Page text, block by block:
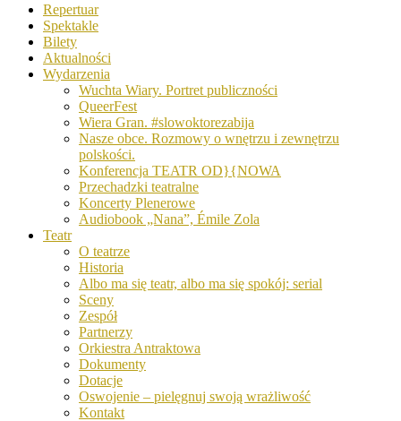
Repertuar
Spektakle
Bilety
Aktualności
Wydarzenia
Wuchta Wiary. Portret publiczności
QueerFest
Wiera Gran. #slowoktorezabija
Nasze obce. Rozmowy o wnętrzu i zewnętrzu
polskości.
Konferencja TEATR OD}{NOWA
Przechadzki teatralne
Koncerty Plenerowe
Audiobook „Nana”, Émile Zola
Teatr
O teatrze
Historia
Albo ma się teatr, albo ma się spokój: serial
Sceny
Zespół
Partnerzy
Orkiestra Antraktowa
Dokumenty
Dotacje
Oswojenie – pielęgnuj swoją wrażliwość
Kontakt